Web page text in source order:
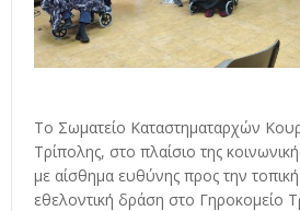
Το Σωματείο Καταστηματαρχών
Τρίπολης, στο πλαίσιο της
με αίσθημα ευθύνης προς την
εθελοντική δράση στο Γηροκομείο